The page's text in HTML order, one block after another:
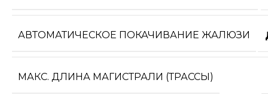
АВТОМАТИЧЕСКОЕ ПОКАЧИВАНИЕ ЖАЛЮЗИ
МАКС. ДЛИНА МАГИСТРАЛИ (ТРАССЫ)